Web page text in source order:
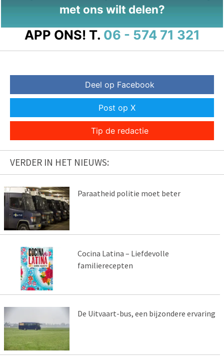
met ons wilt delen?
APP ONS! T. 06 - 574 71 321
Deel op Facebook
Post op X
Tip de redactie
VERDER IN HET NIEUWS:
Paraatheid politie moet beter
Cocina Latina – Liefdevolle
familierecepten
De Uitvaart-bus, een bijzondere ervaring